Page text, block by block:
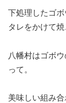
下処理したゴ
タレをかけて
八幡村はゴボ
って。
美味しい組み